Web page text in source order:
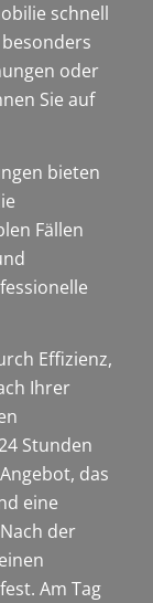
schnell
oder
Sie auf
bieten
Fällen
Effizienz,
Ihrer
Stunden
das
eine
der
Am Tag